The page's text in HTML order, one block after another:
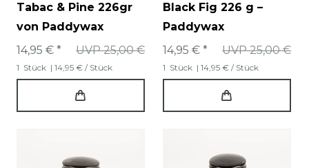
Tabac & Pine 226gr
von Paddywax
UVP 25,00 €
14,95 € *
1 Stück | 14,95 € / Stück
Black Fig 226 g –
Paddywax
UVP 25,00 €
14,95 € *
1 Stück | 14,95 € / Stück